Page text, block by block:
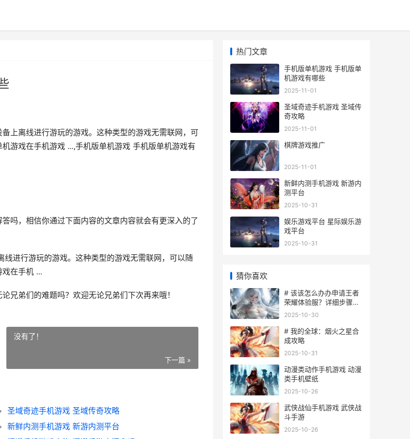
上离线进行游玩的游戏。这种类型的游戏无需联网，可
游戏在手机游戏 ...,手机版单机游戏 手机版单机游戏有
吗，相信你通过下面内容的文章内容就会有更深入的了
进行游玩的游戏。这种类型的游戏无需联网，可以随
在手机 ...
兄弟们的难题吗？欢迎无论兄弟们下次再来哦！
没有了！
下一篇 »
圣域奇迹手机游戏 圣域传奇攻略
新鲜内测手机游戏 新游内测平台
热门文章
手机版单机游戏 手机版单
机游戏有哪些
2025-11-01
圣域奇迹手机游戏 圣域传
奇攻略
2025-11-01
棋牌游戏推广
2025-11-01
新鲜内测手机游戏 新游内
测平台
2025-10-31
娱乐游戏平台 星际娱乐游
戏平台
2025-10-31
猜你喜欢
# 该该怎么办办申请王者
荣耀体验服？详细步骤与
技巧指南
2025-10-30
# 我的全球：烟火之星合
成攻略
2025-10-31
动漫类动作手机游戏 动漫
类手机壁纸
2025-10-26
武侠战仙手机游戏 武侠战
斗手游
2025-10-26